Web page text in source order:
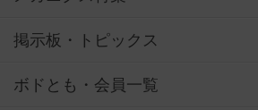
掲示板・トピックス
ボドとも・会員一覧